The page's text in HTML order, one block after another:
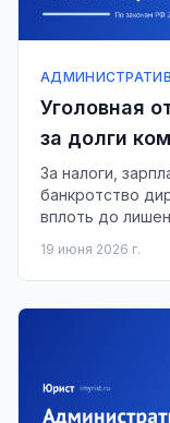
Уголовная
за долги
За налоги,
банкротство
вплоть до
19 июня 2026 г.